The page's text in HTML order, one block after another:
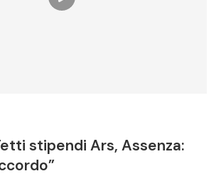
stipendi Ars, Assenza: